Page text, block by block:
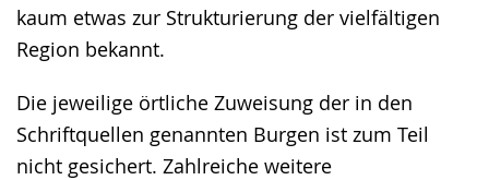
kaum etwas zur Strukturierung der vielfältigen
Region bekannt.
Die jeweilige örtliche Zuweisung der in den
Schriftquellen genannten Burgen ist zum Teil
nicht gesichert. Zahlreiche weitere